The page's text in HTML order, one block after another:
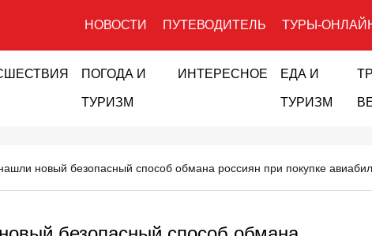
НОВОСТИ ПУТЕВОДИТЕЛЬ ТУРЫ-
ПОГОДА И
ТУРИЗМ
ИНТЕРЕСНОЕ ЕДА И
ТУРИЗМ
новый безопасный способ обмана россиян при покупке